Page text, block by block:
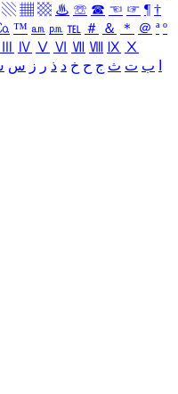
▧ ▦ ▩ ♨ ☏ ☎ ☜ ☞ ¶ †
™ ㏂ ㏘ ℡ ＃ ＆ ＊ ＠ ª º
Ⅳ Ⅴ Ⅵ Ⅶ Ⅷ Ⅸ Ⅹ
ب ت ث ج ح خ د ذ ر ز س